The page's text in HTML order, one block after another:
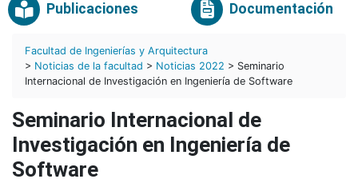
Publicaciones Documentación
Facultad de Ingenierías y Arquitectura
> Noticias de la facultad > Noticias 2022 > Seminario
Internacional de Investigación en Ingeniería de Software
Seminario Internacional de
Investigación en Ingeniería de
Software